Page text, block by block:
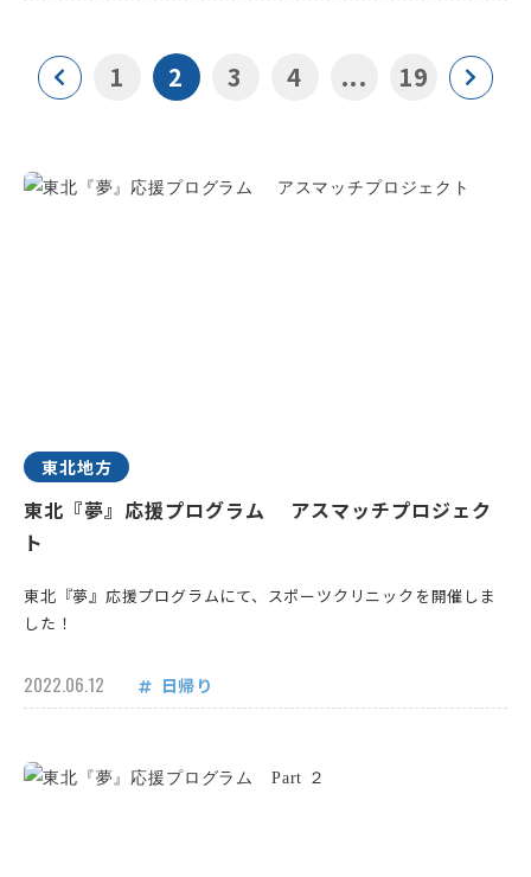
1 2 3 4 ... 19
東北地方
東北『夢』応援プログラム アスマッチプロジェク
ト
東北『夢』応援プログラムにて、スポーツクリニックを開催しま
した！
2022.06.12 日帰り